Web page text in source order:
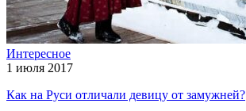
Интересное
1 июля 2017
Как на Руси отличали девицу от замужней?